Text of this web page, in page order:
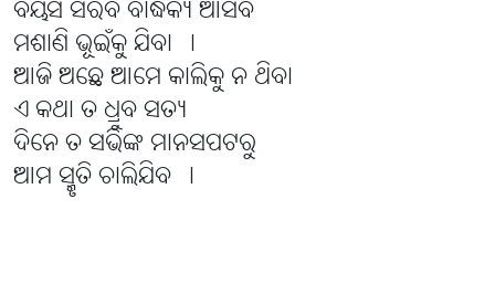
ବୟସ ସରିବ ବାର୍ଦ୍ଧକ୍ୟ ଆସିବ
ମଶାଣି ଭୂଇଁକୁ ଯିବା ।
ଆଜି ଅଛେ ଆମେ କାଲିକୁ ନ ଥିବା
ଏ କଥା ତ ଧ୍ରୁବ ସତ୍ୟ
ଦିନେ ତ ସଭିଙ୍କ ମାନସପଟରୁ
ଆମ ସ୍ମୃତି ଚାଲିଯିବ ।